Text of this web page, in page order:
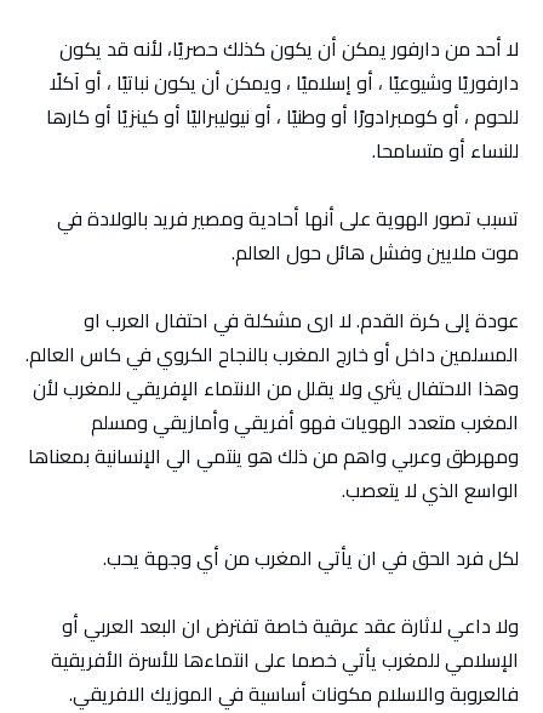
لا أحد من دارفور يمكن أن يكون كذلك حصريًا، لأنه قد يكون
دارفوريًا وشيوعيًا ، أو إسلاميًا ، ويمكن أن يكون نباتيًا ، أو آكلًا
للحوم ، أو كومبرادورًا أو وطنيًا ، أو نيوليبراليًا أو كينزيًا أو كارها
للنساء أو متسامحا.
تسبب تصور الهوية على أنها أحادية ومصير فريد بالولادة في
موت ملايين وفشل هائل حول العالم.
عودة إلى كرة القدم. لا ارى مشكلة في احتفال العرب او
المسلمين داخل أو خارج المغرب بالنجاح الكروي في كاس العالم.
وهذا الاحتفال يثري ولا يقلل من الانتماء الإفريقي للمغرب لأن
المغرب متعدد الهويات فهو أفريقي وأمازيقي ومسلم
ومهرطق وعربي واهم من ذلك هو ينتمي الي الإنسانية بمعناها
الواسع الذي لا يتعصب.
لكل فرد الحق في ان يأتي المغرب من أي وجهة يحب.
ولا داعي لاثارة عقد عرقية خاصة تفترض ان البعد العربي أو
الإسلامي للمغرب يأتي خصما على انتماءها للأسرة الأفريقية
فالعروبة والاسلام مكونات أساسية في الموزيك الافريقي.